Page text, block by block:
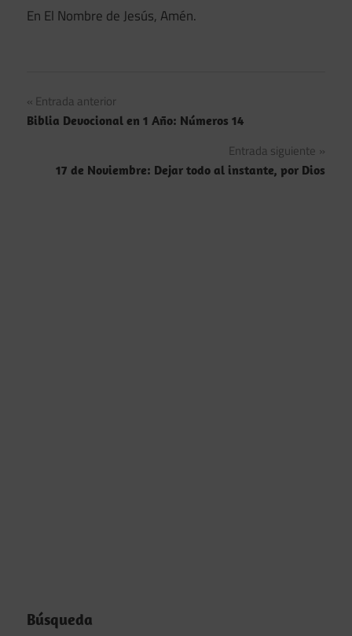
En El Nombre de Jesús, Amén.
Navegación
de
entradas
Entrada anterior
Biblia Devocional en 1 Año: Números 14
Entrada siguiente
17 de Noviembre: Dejar todo al instante, por Dios
Búsqueda